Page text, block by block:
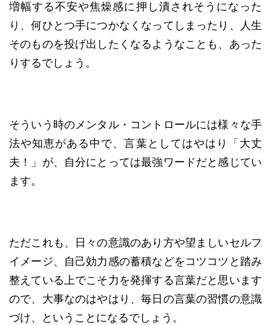
増幅する不安や焦燥感に押し潰されそうになった
り、何ひとつ手につかなくなってしまったり、人生
そのものを投げ出したくなるようなことも、あった
りするでしょう。
そういう時のメンタル・コントロールには様々な手
法や知恵がある中で、言葉としてはやはり「大丈
夫！」が、自分にとっては最強ワードだと感じてい
ます。
ただこれも、日々の意識のあり方や望ましいセルフ
イメージ、自己効力感の蓄積などをコツコツと踏み
整えている上でこそ力を発揮する言葉だと思います
ので、大事なのはやはり、毎日の言葉の習慣の意識
づけ、ということになるでしょう。